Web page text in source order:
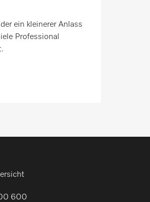
ein kleinerer Anlass
Professional
600